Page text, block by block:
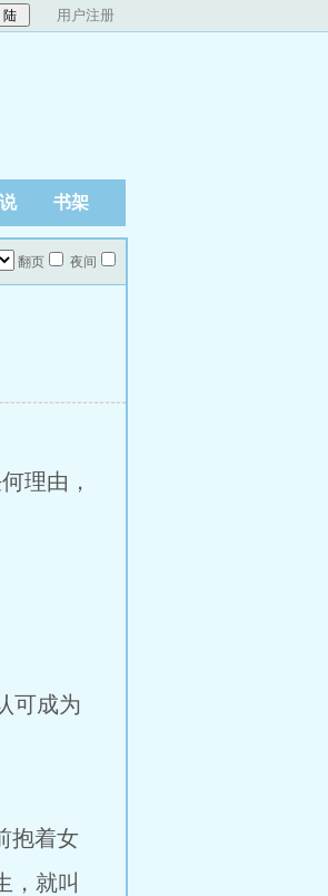
用户注册
书架
翻页 夜间
理由，
成为
抱着女
，就叫